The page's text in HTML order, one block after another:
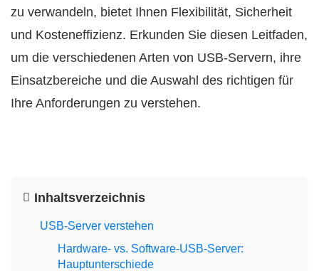
zu verwandeln, bietet Ihnen Flexibilität, Sicherheit
und Kosteneffizienz. Erkunden Sie diesen Leitfaden,
um die verschiedenen Arten von USB-Servern, ihre
Einsatzbereiche und die Auswahl des richtigen für
Ihre Anforderungen zu verstehen.
Inhaltsverzeichnis
USB-Server verstehen
Hardware- vs. Software-USB-Server:
Hauptunterschiede